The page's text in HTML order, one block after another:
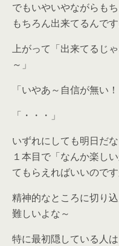
でもいやいやながらも
もちろん出来てるんです
上がって「出来てるじ
～」
「いやあ～自信が無い！
「・・・」
いずれにしても明日だ
１本目で「なんか楽し
てもらえればいいのです
精神的なところに切り
難しいよな～
特に最初隠している人は